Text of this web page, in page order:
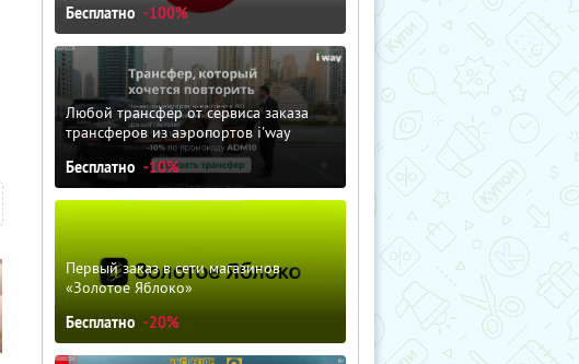
Бесплатно -100%
Любой трансфер от сервиса заказа
трансферов из аэропортов i'way
Бесплатно -10%
Первый заказ в сети магазинов
«Золотое Яблоко»
Бесплатно -20%